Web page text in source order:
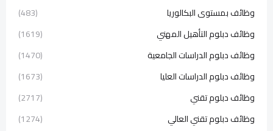
وظائف بمستوى البكالوريا
(483)
وظائف دبلوم التأهيل المهني
(1619)
وظائف دبلوم الدراسات الجامعية
(1470)
وظائف دبلوم الدراسات العليا
(1673)
وظائف دبلوم تقني
(2717)
وظائف دبلوم تقني العالي
(1274)